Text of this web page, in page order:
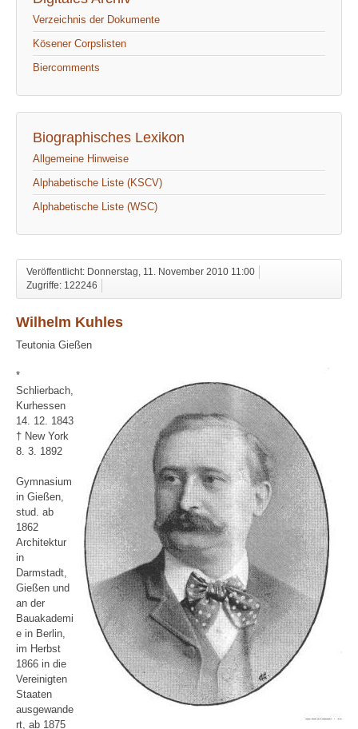
Verzeichnis der Dokumente
Kösener Corpslisten
Biercomments
Biographisches Lexikon
Allgemeine Hinweise
Alphabetische Liste (KSCV)
Alphabetische Liste (WSC)
Veröffentlicht: Donnerstag, 11. November 2010 11:00
Zugriffe: 122246
Wilhelm Kuhles
Teutonia Gießen
*
Schlierbach,
Kurhessen
14. 12. 1843
† New York
8. 3. 1892
Gymnasium
in Gießen,
stud. ab
1862
Architektur
in
Darmstadt,
Gießen und
an der
Bauakademi
e in Berlin,
im Herbst
1866 in die
Vereinigten
Staaten
ausgewande
rt, ab 1875